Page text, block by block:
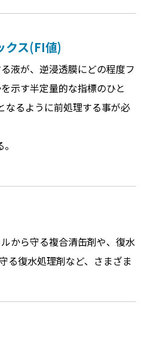
クス(FI値)
液が、逆浸透膜にどの程度フ
示す半定量的な指標のひと
なるように前処理する事が必
から守る複合清缶剤や、復水
る復水処理剤など、さまざま